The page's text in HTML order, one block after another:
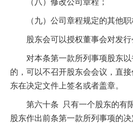
（八）修改公司章程；
（九）公司章程规定的其他职
股东会可以授权董事会对发行
对本条第一款所列事项股东以
的，可以不召开股东会会议，直
东在决定文件上签名或者盖章。
第六十条 只有一个股东的有限
股东作出前条第一款所列事项的